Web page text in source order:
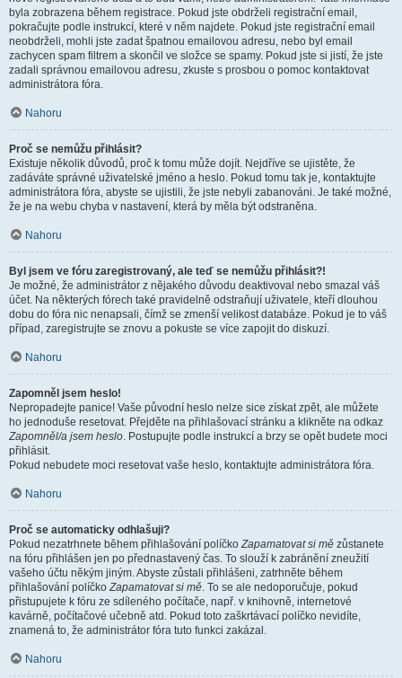
byla zobrazena během registrace. Pokud jste obdrželi registrační email,
pokračujte podle instrukcí, které v něm najdete. Pokud jste registrační email
neobdrželi, mohli jste zadat špatnou emailovou adresu, nebo byl email
zachycen spam filtrem a skončil ve složce se spamy. Pokud jste si jistí, že jste
zadali správnou emailovou adresu, zkuste s prosbou o pomoc kontaktovat
administrátora fóra.
Nahoru
Proč se nemůžu přihlásit?
Existuje několik důvodů, proč k tomu může dojít. Nejdříve se ujistěte, že
zadáváte správné uživatelské jméno a heslo. Pokud tomu tak je, kontaktujte
administrátora fóra, abyste se ujistili, že jste nebyli zabanováni. Je také možné,
že je na webu chyba v nastavení, která by měla být odstraněna.
Nahoru
Byl jsem ve fóru zaregistrovaný, ale teď se nemůžu přihlásit?!
Je možné, že administrátor z nějakého důvodu deaktivoval nebo smazal váš
účet. Na některých fórech také pravidelně odstraňují uživatele, kteří dlouhou
dobu do fóra nic nenapsali, čímž se zmenší velikost databáze. Pokud je to váš
případ, zaregistrujte se znovu a pokuste se více zapojit do diskuzí.
Nahoru
Zapomněl jsem heslo!
Nepropadejte panice! Vaše původní heslo nelze sice získat zpět, ale můžete
ho jednoduše resetovat. Přejděte na přihlašovací stránku a klikněte na odkaz
Zapomněl/a jsem heslo. Postupujte podle instrukcí a brzy se opět budete moci
přihlásit.
Pokud nebudete moci resetovat vaše heslo, kontaktujte administrátora fóra.
Nahoru
Proč se automaticky odhlašuji?
Pokud nezatrhnete během přihlašování políčkoZapamatovat si mě zůstanete
na fóru přihlášen jen po přednastavený čas. To slouží k zabránění zneužití
vašeho účtu někým jiným. Abyste zůstali přihlášeni, zatrhněte během
přihlašování políčkoZapamatovat si mě. To se ale nedoporučuje, pokud
přistupujete k fóru ze sdíleného počítače, např. v knihovně, internetové
kavárně, počítačové učebně atd. Pokud toto zaškrtávací políčko nevidíte,
znamená to, že administrátor fóra tuto funkci zakázal.
Nahoru